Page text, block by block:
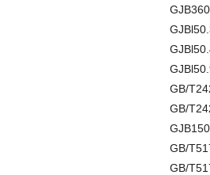
GB/
GB/
GB/
GB/